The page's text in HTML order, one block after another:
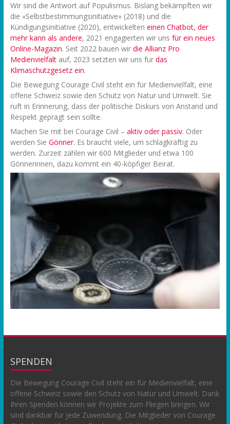
Wir sind die Antwort auf Populismus. Bislang bekämpften wir
die «Selbstbestimmungsinitiative» (2018) und die
Kündigungsinitiative (2020), entwickelten einen Chatbot, der
mehr kann als andere, 2021 engagierten wir uns für ein neues
Online-Magazin. Seit 2022 bauen wir die Allianz Pro
Medienvielfaltauf, 2023 setzten wir uns für das
Klimaschutzgesetz ein.
Die Bewegung Courage Civil steht ein für Medienvielfalt, eine
offene Schweiz sowie den Schutz von Natur und Umwelt. Sie
ruft in Erinnerung, dass der politische Diskurs von Anstand und
Respekt geprägt sein sollte.
Machen Sie mit bei Courage Civil – aktiv oder passiv. Oder
werden Sie Gönner. Es braucht viele, um schlagkräftig zu
werden. Zurzeit zählen wir 600 Mitglieder und etwa 100
Gönnerinnen, dazu kommt ein 40-köpfiger Beirat.
SPENDEN
Die Bewegung Courage Civil steht ein für Medienvielfalt, eine
offene Schweiz sowie den Schutz von Natur und Umwelt. Dank
Ihren Spenden können wir Projekte zum Fliegen bringen. Wir
sind dankbar für jede Zuwendung. Die Mitglieder von Courage